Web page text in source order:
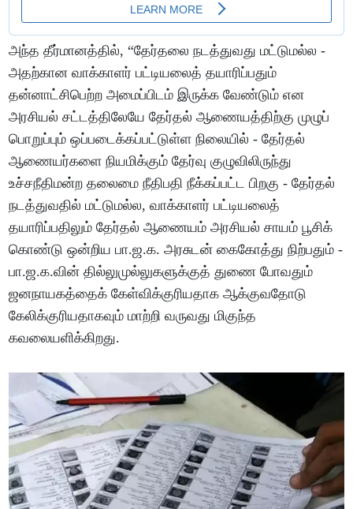
அந்த தீர்மானத்தில், “தேர்தலை நடத்துவது மட்டுமல்ல -
அதற்கான வாக்காளர் பட்டியலைத் தயாரிப்பதும்
தன்னாட்சிபெற்ற அமைப்பிடம் இருக்க வேண்டும் என
அரசியல் சட்டத்திலேயே தேர்தல் ஆணையத்திற்கு முழுப்
பொறுப்பும் ஒப்படைக்கப்பட்டுள்ள நிலையில் - தேர்தல்
ஆணையர்களை நியமிக்கும் தேர்வு குழுவிலிருந்து
உச்சநீதிமன்ற தலைமை நீதிபதி நீக்கப்பட்ட பிறகு - தேர்தல்
நடத்துவதில் மட்டுமல்ல, வாக்காளர் பட்டியலைத்
தயாரிப்பதிலும் தேர்தல் ஆணையம் அரசியல் சாயம் பூசிக்
கொண்டு ஒன்றிய பா.ஜ.க. அரசுடன் கைகோத்து நிற்பதும் -
பா.ஜ.க.வின் தில்லுமுல்லுகளுக்குத் துணை போவதும்
ஜனநாயகத்தைக் கேள்விக்குரியதாக ஆக்குவதோடு
கேலிக்குரியதாகவும் மாற்றி வருவது மிகுந்த
கவலையளிக்கிறது.